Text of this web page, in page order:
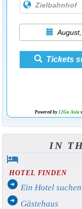
Tickets
Powered by 12Go Asia
IN
hotel
HOTEL FINDEN
arrow_circle_right Ein Hotel suchen
arrow_circle_right Gästehaus